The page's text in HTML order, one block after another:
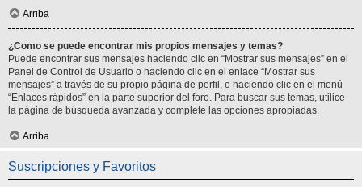
Arriba
¿Como se puede encontrar mis propios mensajes y temas?
Puede encontrar sus mensajes haciendo clic en “Mostrar sus mensajes” en el
Panel de Control de Usuario o haciendo clic en el enlace “Mostrar sus
mensajes” a través de su propio página de perfil, o haciendo clic en el menú
“Enlaces rápidos” en la parte superior del foro. Para buscar sus temas, utilice
la página de búsqueda avanzada y complete las opciones apropiadas.
Arriba
Suscripciones y Favoritos